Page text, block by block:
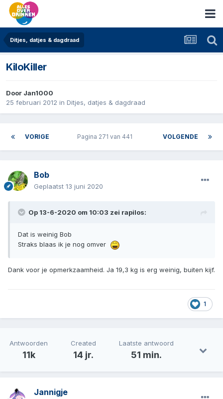
Ditjes, datjes & dagdraad
KiloKiller
Door Jan1000
25 februari 2012 in Ditjes, datjes & dagdraad
VORIGE VOLGENDE
Pagina 271 van 441
Bob
Geplaatst 13 juni 2020
Op 13-6-2020 om 10:03 zei rapilos:
Dat is weinig Bob
Straks blaas ik je nog omver
Dank voor je opmerkzaamheid. Ja 19,3 kg is erg weinig, buiten kijf.
1
Antwoorden
11k
Created
14 jr.
Laatste antwoord
51 min.
Jannigje